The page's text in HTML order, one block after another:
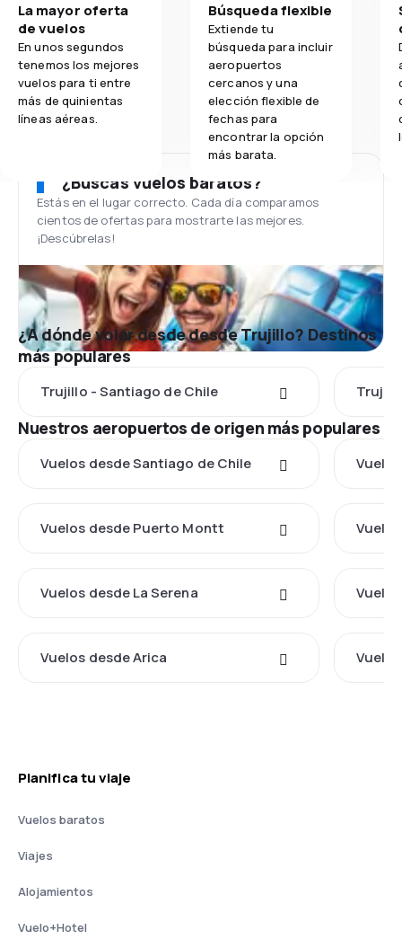
La mayor oferta
de vuelos
En unos segundos
tenemos los mejores
vuelos para ti entre
más de quinientas
líneas aéreas.
Búsqueda flexible
Extiende tu
búsqueda para incluir
aeropuertos
cercanos y una
elección flexible de
fechas para
encontrar la opción
más barata.
¿Buscas vuelos baratos?
Estás en el lugar correcto. Cada día comparamos
cientos de ofertas para mostrarte las mejores.
¡Descúbrelas!
¿A dónde volar desde desde Trujillo? Destinos
más populares
Trujillo - Santiago de Chile
Nuestros aeropuertos de origen más populares
Vuelos desde Santiago de Chile
Vuelos desde Puerto Montt
Vuelos desde La Serena
Vuelos desde Arica
Planifica tu viaje
Vuelos baratos
Viajes
Alojamientos
Vuelo+Hotel